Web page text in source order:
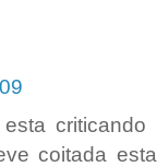
coitada